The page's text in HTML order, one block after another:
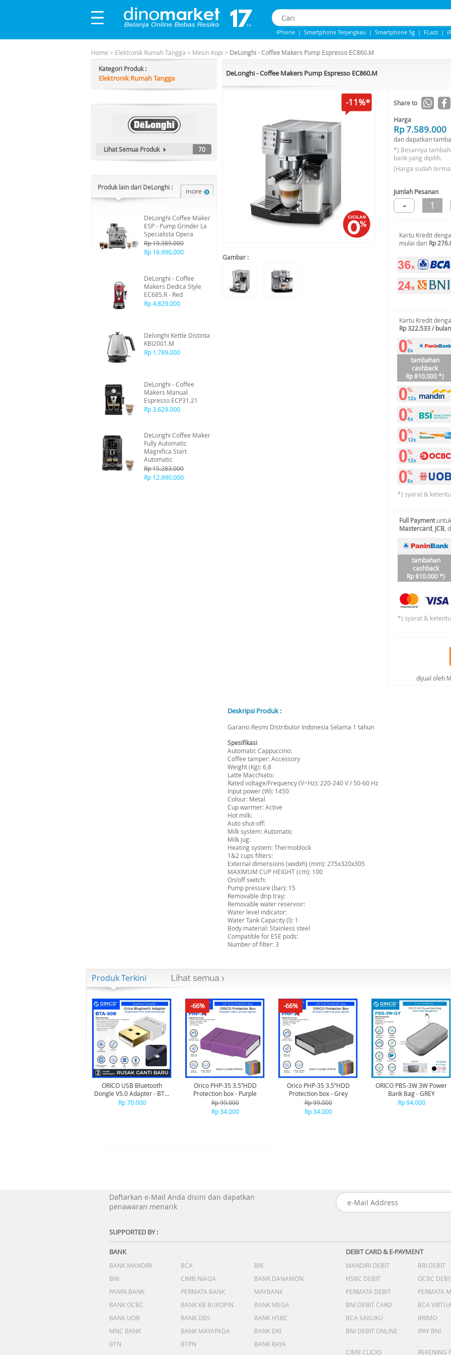
iPhone | Smartphone Terjangkau | Smartphone 5g | FLazz |
Home > Elektronik Rumah Tangga > Mesin Kopi > DeLonghi - Coffee Makers Pump Espresso EC860.M
Kategori Produk :
Elektronik Rumah Tangga
Lihat Semua Produk 70
Produk lain dari DeLonghi :
DeLonghi Coffee Maker
ESP - Pump Grinder La
Specialista Opera
Rp 19.989.000
Rp 16.990.000
DeLonghi - Coffee
Makers Dedica Style
EC685.R - Red
Rp 4.829.000
Delonghi Kettle Distinta
KBI2001.M
Rp 1.789.000
DeLonghi - Coffee
Makers Manual
Espresso ECP31.21
Rp 3.629.000
DeLonghi Coffee Maker
Fully Automatic
Magnifica Start
Automatic
Rp 15.283.000
Rp 12.990.000
DeLonghi - Coffee Makers Pump Espresso EC860.M
-11%*
Gambar :
Share to
Harga
Rp 7.589.000
dan dapatkan
*) Besarnya
bank yang dipilih.
(Harga sudah
Jumlah Pesanan
- 1
Kartu Kredit
mulai dari Rp
Kartu Kredit
Rp 322.533 / bulan
tambahan
cashback
Rp 810.000 *)
*) syarat &
Full Payment
Mastercard JCB ,
tambahan
cashback
Rp 810.000 *)
*) syarat &
dijual oleh
Deskripsi Produk :
Garansi Resmi Distributor Indonesia Selama 1 tahun
Spesifikasi
Automatic Cappuccino:
Coffee tamper: Accessory
Weight (Kg): 6,8
Latte Macchiato:
Rated voltage/Frequency (V~Hz): 220-240 V / 50-60 Hz
Input power (W): 1450
Colour: Metal
Cup warmer: Active
Hot milk:
Auto shut-off:
Milk system: Automatic
Milk jug:
Heating system: Thermoblock
1&2 cups filters:
External dimensions (wxdxh) (mm): 275x320x305
MAXIMUM CUP HEIGHT (cm): 100
On/off switch:
Pump pressure (bar): 15
Removable drip tray:
Removable water reservoir:
Water level indicator:
Water Tank Capacity (l): 1
Body material: Stainless steel
Compatible for ESE pods:
Number of filter: 3
Produk Terkini
ORICO USB Bluetooth
Dongle V5.0 Adapter - BTA-
508 - WHITE
Rp 70.000
-66%
Orico PHP-35 3.5”HDD
Protection box - Purple
Rp 99.000
Rp 34.000
-66%
Orico PHP-35 3.5”HDD
Protection box - Grey
Rp 99.000
Rp 34.000
ORICO PBS-3W 3W Power
Bank Bag - GREY
Rp 94.000
Daftarkan e-Mail Anda disini dan dapatkan
penawaran menarik
SUPPORTED BY :
BANK
BANK MANDIRI BCA
BRI
BNI
CIMB NIAGA
BANK DANAMON
PANIN BANK
PERMATA BANK
MAYBANK
BANK OCBC
BANK KB BUKOPIN
BANK MEGA
BANK UOB
BANK DBS
BANK HSBC
MNC BANK
BANK MAYAPADA
BANK DKI
BTN
BTPN BANK RAYA
DEBIT CARD & E-PAYMENT
MANDIRI DEBIT BRI DEBIT
HSBC DEBIT
OCBC
PERMATA DEBIT
PERMATA
BNI DEBIT CARD
BCA
BCA SAKUKU
BRIMO
BNI DEBIT ONLINE
IPAY BNI
CIMB CLICKS
REKENING